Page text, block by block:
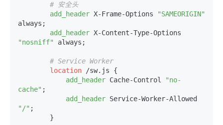
# 安全头
add_header X-Frame-Options
"SAMEORIGIN"
always;
add_header
"nosniff"
always;
# Service Worker
location /sw.js {
add_header Cache-Control
"no-
cache" ;
add_header
"/" ;